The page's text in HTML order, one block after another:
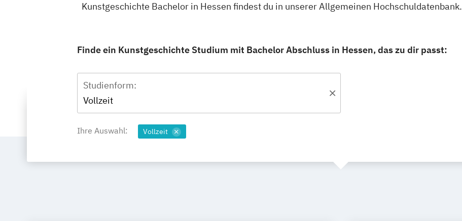
Kunstgeschichte Bachelor in Hessen findest du in unserer Allgemeinen Hochschuldatenbank.
Finde ein Kunstgeschichte Studium mit Bachelor Abschluss in Hessen, das zu dir passt:
Studienform:
Vollzeit
Ihre Auswahl: Vollzeit